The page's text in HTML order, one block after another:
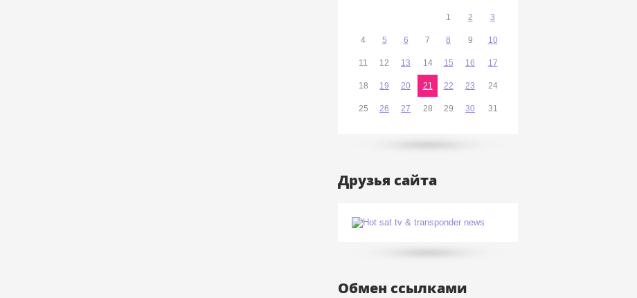
1 2 3
4 5 6 7 8 9 10
11 12 13 14 15 16 17
18 19 20 21 22 23 24
25 26 27 28 29 30 31
Друзья сайта
Обмен ссылками